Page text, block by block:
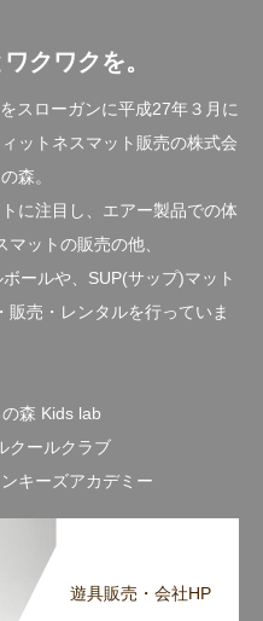
クワクを。
スローガンに平成27年３月に
ットネスマット販売の株式会
森。
に注目し、エアー製品での体
ットの販売の他、
ールや、SUP(サップ)マット
売・レンタルを行っていま
の森 Kids lab
クールクラブ
キーズアカデミー
遊具販売・会社HP